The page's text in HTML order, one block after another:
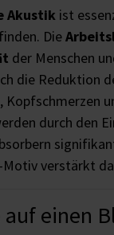
Akustik ist
Die
der Menschen
die Reduktion
durch den
Motiv verstärkt
einen